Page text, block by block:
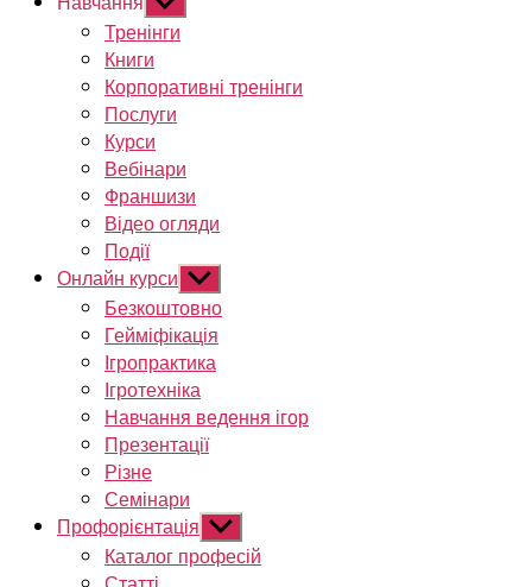
підменю
Тренінги
Книги
Корпоративні тренінги
Послуги
Курси
Вебінари
Франшизи
Відео огляди
Події
Онлайн курси Показати
підменю
Безкоштовно
Гейміфікація
Ігропрактика
Ігротехніка
Навчання ведення ігор
Презентації
Різне
Семінари
Профорієнтація Показати
підменю
Каталог професій